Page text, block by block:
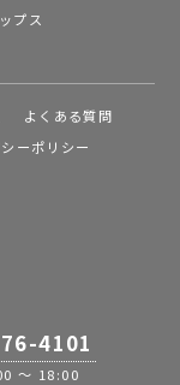
プス
よくある質問
ーポリシー
4101
～ 18:00